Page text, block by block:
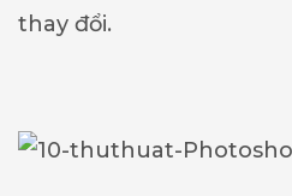
thay đổi.